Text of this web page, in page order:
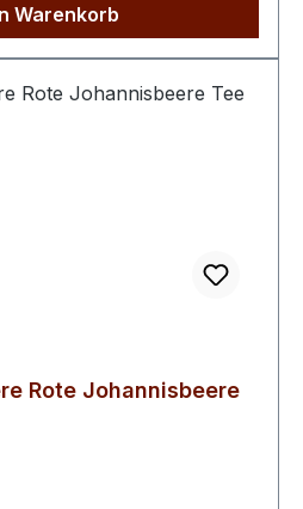
Warenkorb
Rote Johannisbeere